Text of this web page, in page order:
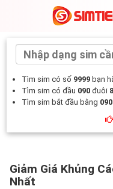
Tìm sim có số 9999 bạn
Tìm sim có đầu 090 đuôi
Tìm sim bắt đầu bằng
Giảm Giá Khủng
Nhất